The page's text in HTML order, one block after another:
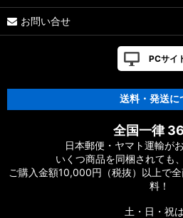
お問い合せ
PCサイ
送料・発送に
全国一律
日本郵便・ヤマト運輸が
いくつ商品を同梱されても
ご購入金額10,000円（税抜）以上で
料！
土・日・祝は